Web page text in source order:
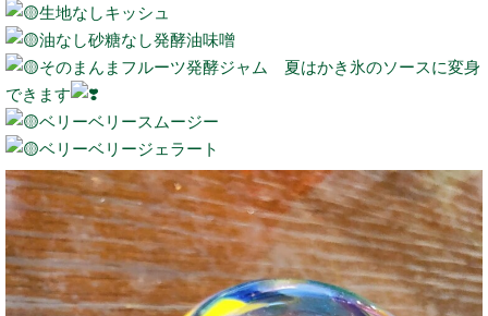
生地なしキッシュ
油なし砂糖なし発酵油味噌
そのまんまフルーツ発酵ジャム 夏はかき氷のソースに変身
できます
ベリーベリースムージー
ベリーベリージェラート